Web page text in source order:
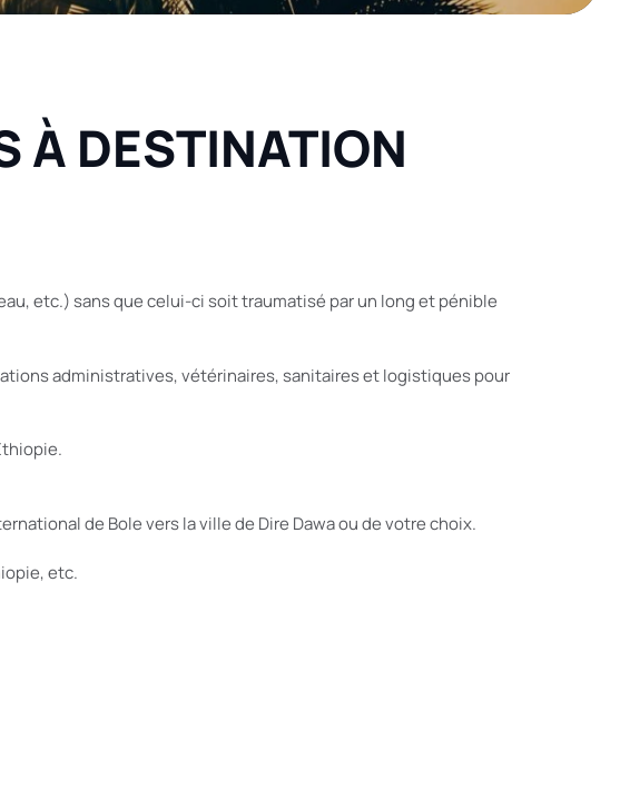
À DESTINATION
etc.) sans que celui-ci soit traumatisé par un long et pénible
administratives, vétérinaires, sanitaires et logistiques pour
de Bole vers la ville de Dire Dawa ou de votre choix.
etc.